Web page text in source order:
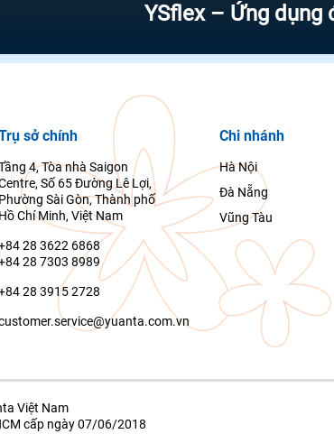
YSflex – Ứng dụng đầu
sở chính
4, Tòa nhà Saigon
Số 65 Đường Lê Lợi,
Phường Sài Gòn, Thành phố
Hồ Chí Minh, Việt Nam
28 3622 6868
28 7303 8989
28 3915 2728
Chi nhánh
Hà Nội
Đà Nẵng
Vũng Tàu
Việt Nam
cấp ngày 07/06/2018